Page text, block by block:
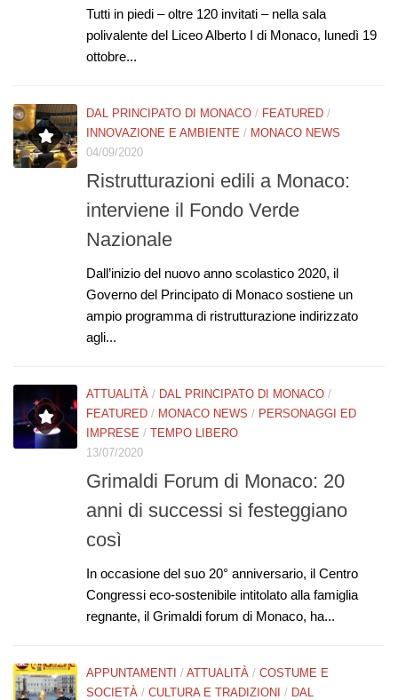
Tutti in piedi – oltre 120 invitati – nella sala
polivalente del Liceo Alberto I di Monaco, lunedì 19
ottobre...
DAL PRINCIPATO DI MONACO / FEATURED /
INNOVAZIONE E AMBIENTE / MONACO NEWS
04/09/2020
Ristrutturazioni edili a Monaco:
interviene il Fondo Verde
Nazionale
Dall’inizio del nuovo anno scolastico 2020, il
Governo del Principato di Monaco sostiene un
ampio programma di ristrutturazione indirizzato
agli...
ATTUALITÀ / DAL PRINCIPATO DI MONACO /
FEATURED / MONACO NEWS / PERSONAGGI ED
IMPRESE / TEMPO LIBERO
13/07/2020
Grimaldi Forum di Monaco: 20
anni di successi si festeggiano
così
In occasione del suo 20° anniversario, il Centro
Congressi eco-sostenibile intitolato alla famiglia
regnante, il Grimaldi forum di Monaco, ha...
APPUNTAMENTI / ATTUALITÀ / COSTUME E
SOCIETÀ / CULTURA E TRADIZIONI / DAL